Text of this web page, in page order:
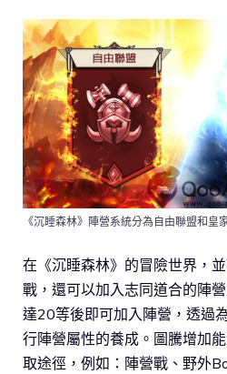
《沉睡森林》陣營系統分為自由聯盟和皇
在《沉睡森林》的冒險世界，
戰，還可以加入志同道合的陣
達20等後即可加入陣營，透過
行陣營屬性的養成。圖騰增加
取途徑，例如：陣營戰、野外